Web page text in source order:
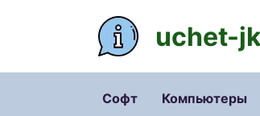
uchet-
Софт Компьютеры